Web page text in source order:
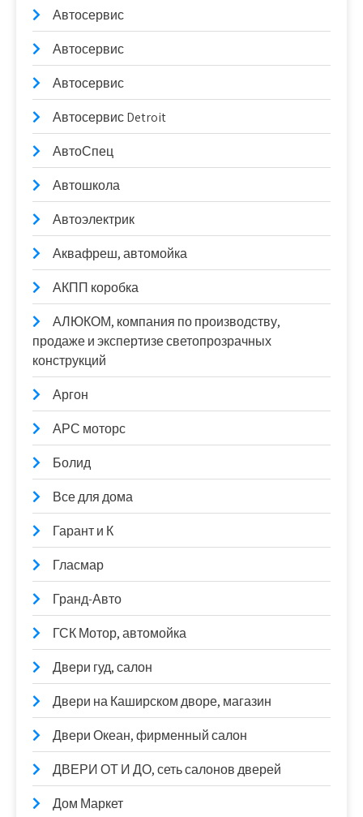
Автосервис
Автосервис
Автосервис
Автосервис Detroit
АвтоСпец
Автошкола
Автоэлектрик
Аквафреш, автомойка
АКПП коробка
АЛЮКОМ, компания по производству,
продаже и экспертизе светопрозрачных
конструкций
Аргон
АРС моторс
Болид
Все для дома
Гарант и К
Гласмар
Гранд-Авто
ГСК Мотор, автомойка
Двери гуд, салон
Двери на Каширском дворе, магазин
Двери Океан, фирменный салон
ДВЕРИ ОТ И ДО, сеть салонов дверей
Дом Маркет